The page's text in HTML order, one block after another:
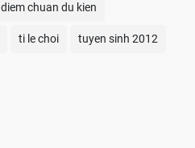
diem chuan du kien
ti le choi tuyen sinh 2012